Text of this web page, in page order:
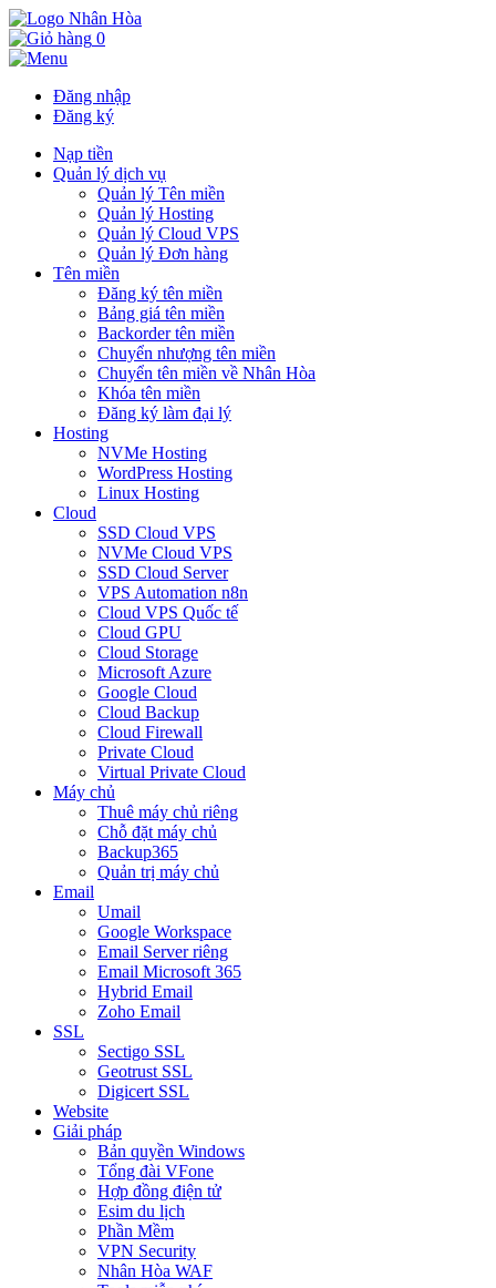
0
Đăng nhập
Đăng ký
Nạp tiền
Quản lý dịch vụ
Quản lý Tên miền
Quản lý Hosting
Quản lý Cloud VPS
Quản lý Đơn hàng
Tên miền
Đăng ký tên miền
Bảng giá tên miền
Backorder tên miền
Chuyển nhượng tên miền
Chuyển tên miền về Nhân Hòa
Khóa tên miền
Đăng ký làm đại lý
Hosting
NVMe Hosting
WordPress Hosting
Linux Hosting
Cloud
SSD Cloud VPS
NVMe Cloud VPS
SSD Cloud Server
VPS Automation n8n
Cloud VPS Quốc tế
Cloud GPU
Cloud Storage
Microsoft Azure
Google Cloud
Cloud Backup
Cloud Firewall
Private Cloud
Virtual Private Cloud
Máy chủ
Thuê máy chủ riêng
Chỗ đặt máy chủ
Backup365
Quản trị máy chủ
Email
Umail
Google Workspace
Email Server riêng
Email Microsoft 365
Hybrid Email
Zoho Email
SSL
Sectigo SSL
Geotrust SSL
Digicert SSL
Website
Giải pháp
Bản quyền Windows
Tổng đài VFone
Hợp đồng điện tử
Esim du lịch
Phần Mềm
VPN Security
Nhân Hòa WAF